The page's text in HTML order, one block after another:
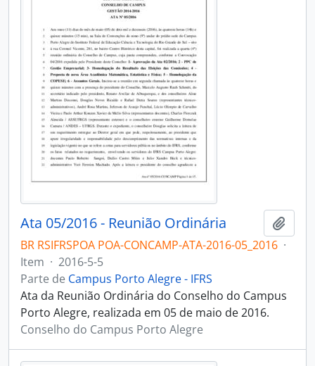
Ata 05/2016 - Reunião Ordinária
BR RSIFRSPOA POA-CONCAMP-ATA-2016-05_2016 ·
Item · 2016-5-5
Parte de Campus Porto Alegre - IFRS
Ata da Reunião Ordinária do Conselho do Campus
Porto Alegre, realizada em 05 de maio de 2016.
Conselho do Campus Porto Alegre